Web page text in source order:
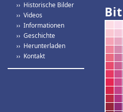
›› Historische Bilder
›› Videos
›› Informationen
›› Geschichte
›› Herunterladen
›› Kontakt